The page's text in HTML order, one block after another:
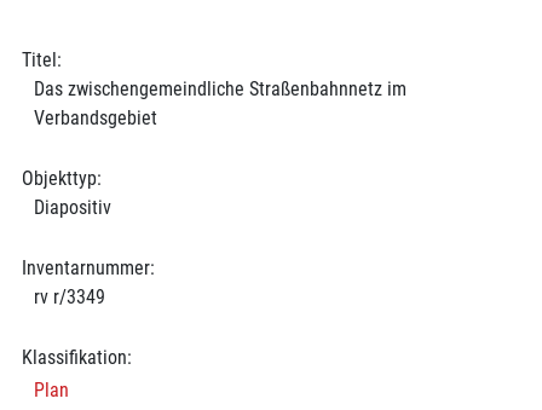
Titel:
Das zwischengemeindliche Straßenbahnnetz im
Verbandsgebiet
Objekttyp:
Diapositiv
Inventarnummer:
rv r/3349
Klassifikation:
Plan